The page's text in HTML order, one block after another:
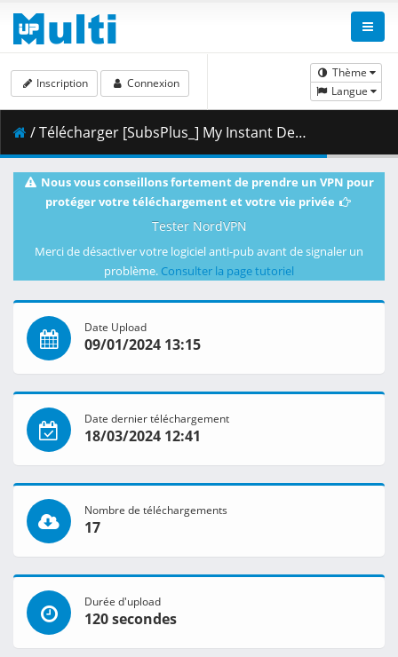
Thème
Langue
Inscription Connexion
/ Télécharger [SubsPlus_] My Instant Death Ability is Overpowered - S01E01 (WEB 1080p AMZN) [79BE42E7].mkv.002 ( 406.37 MB )
Nous vous conseillons fortement de prendre un VPN pour
protéger votre téléchargement et votre vie privée
Tester NordVPN
Merci de désactiver votre logiciel anti-pub avant de signaler un
problème. Consulter la page tutoriel
Date Upload
09/01/2024 13:15
Date dernier téléchargement
18/03/2024 12:41
Nombre de téléchargements
17
Durée d'upload
120 secondes